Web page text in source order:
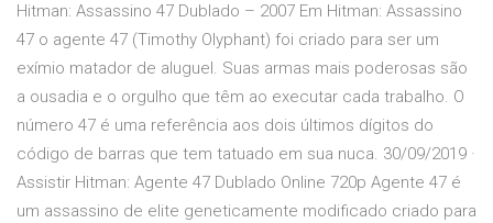
Hitman: Assassino 47 Dublado – 2007 Em Hitman: Assassino
47 o agente 47 (Timothy Olyphant) foi criado para ser um
exímio matador de aluguel. Suas armas mais poderosas são
a ousadia e o orgulho que têm ao executar cada trabalho. O
número 47 é uma referência aos dois últimos dígitos do
código de barras que tem tatuado em sua nuca. 30/09/2019 ·
Assistir Hitman: Agente 47 Dublado Online 720p Agente 47 é
um assassino de elite geneticamente modificado criado para